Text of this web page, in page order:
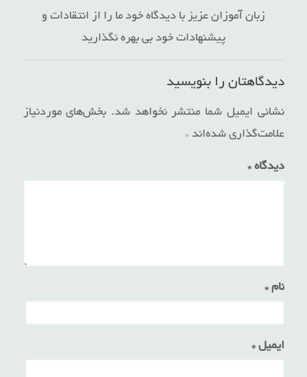
زبان آموزان عزیز با دیدگاه خود ما را از انتقادات و
پیشنهادات خود بی بهره نگذارید
دیدگاهتان را بنویسید
نشانی ایمیل شما منتشر نخواهد شد. بخش‌های موردنیاز
علامت‌گذاری شده‌اند *
دیدگاه*
نام*
ایمیل*